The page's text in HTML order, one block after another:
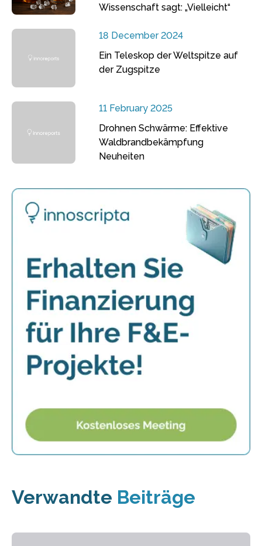
Wissenschaft sagt: „Vielleicht“
18 December 2024
Ein Teleskop der Weltspitze auf
der Zugspitze
11 February 2025
Drohnen Schwärme: Effektive
Waldbrandbekämpfung
Neuheiten
Verwandte Beiträge